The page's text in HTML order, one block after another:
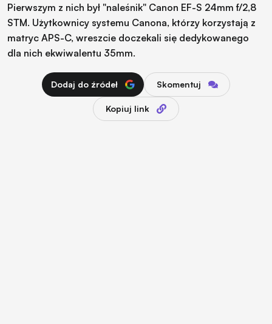
Pierwszym z nich był "naleśnik" Canon EF-S 24mm f/2,8
STM. Użytkownicy systemu Canona, którzy korzystają z
matryc APS-C, wreszcie doczekali się dedykowanego
dla nich ekwiwalentu 35mm.
Dodaj do źródeł Skomentuj
Kopiuj link